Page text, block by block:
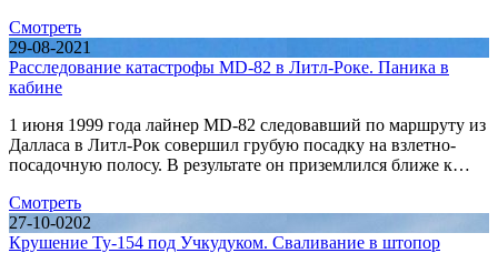
Смотреть
29-08-2021
Расследование катастрофы MD-82 в Литл-Роке. Паника в
кабине
1 июня 1999 года лайнер MD-82 следовавший по маршруту из
Далласа в Литл-Рок совершил грубую посадку на взлетно-
посадочную полосу. В результате он приземлился ближе к…
Смотреть
27-10-0202
Крушение Ту-154 под Учкудуком. Сваливание в штопор